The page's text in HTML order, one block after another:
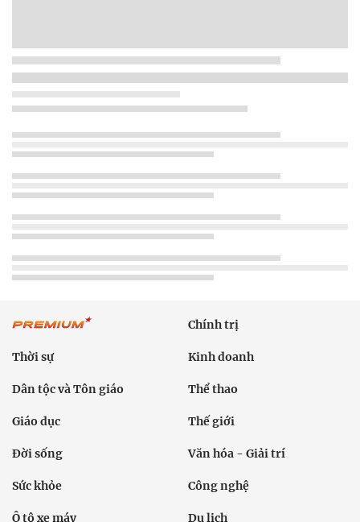
Chính trị
Thời sự Kinh doanh
Dân tộc và Tôn giáo Thể thao
Giáo dục Thế giới
Đời sống Văn hóa - Giải trí
Sức khỏe Công nghệ
Ô tô xe máy Du lịch